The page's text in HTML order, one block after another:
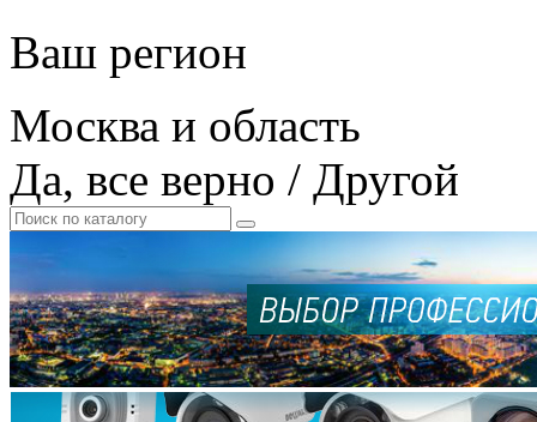
Ваш регион
Москва и область
Да, все верно / Другой